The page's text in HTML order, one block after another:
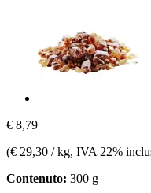
€ 8,79
(€ 29,30 / kg, IVA 22%
Contenuto: 300 g